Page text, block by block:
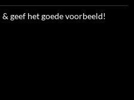
geef het goede voorbeeld!